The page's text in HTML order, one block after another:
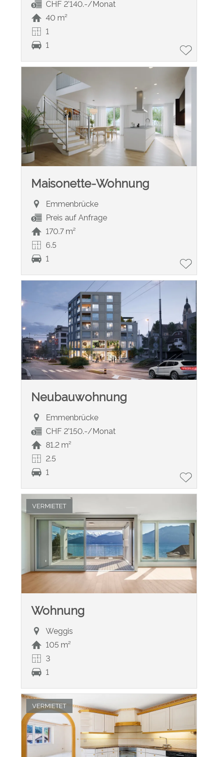
CHF 2'140.-/Monat
40 m²
1
1
Maisonette-Wohnung
Emmenbrücke
Preis auf Anfrage
170.7 m²
6.5
1
Neubauwohnung
Emmenbrücke
CHF 2'150.-/Monat
81.2 m²
2.5
1
VERMIETET
Wohnung
Weggis
105 m²
3
1
VERMIETET